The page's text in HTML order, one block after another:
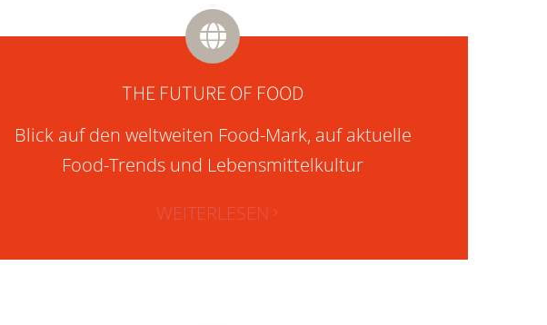
THE FUTURE OF FOOD
Blick auf den weltweiten Food-Mark, auf aktuelle
Food-Trends und Lebensmittelkultur
WEITERLESEN